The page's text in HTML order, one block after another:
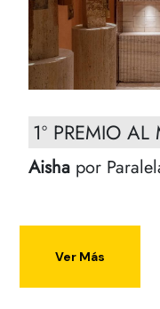
1º PREMIO AL
Aisha por
Ver Más